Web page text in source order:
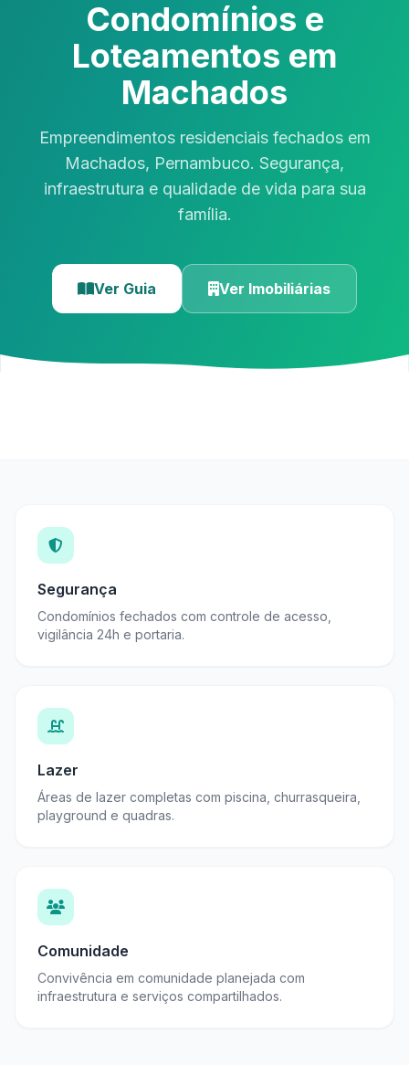
Condomínios e
Loteamentos em
Machados
Empreendimentos residenciais fechados em
Machados, Pernambuco. Segurança,
infraestrutura e qualidade de vida para sua
família.
Ver Guia Ver Imobiliárias
Segurança
Condomínios fechados com controle de acesso,
vigilância 24h e portaria.
Lazer
Áreas de lazer completas com piscina, churrasqueira,
playground e quadras.
Comunidade
Convivência em comunidade planejada com
infraestrutura e serviços compartilhados.